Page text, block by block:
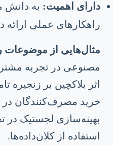
دارای اهمیت: به دانش
راهکارهای عملی ارائه
مثال‌هایی از موضوعات
مصنوعی در تجربه
اثر بلاکچین بر زنجیره
خرید مصرف‌کنندگان در
بهینه‌سازی لجستیک در
استفاده از کلان‌داده‌ها.